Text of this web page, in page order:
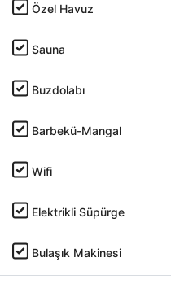
Özel Havuz
Sauna
Buzdolabı
Barbekü-Mangal
Wifi
Elektrikli Süpürge
Bulaşık Makinesi